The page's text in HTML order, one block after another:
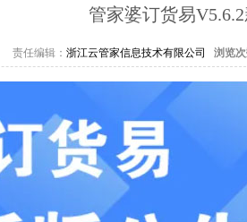
管家婆订货易
责任编辑： 浙江云管家信息技术有限公司 浏览